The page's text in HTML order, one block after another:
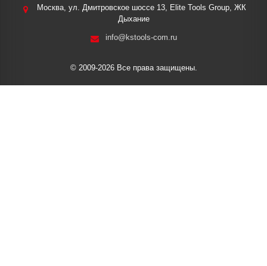
Москва, ул. Дмитровское шоссе 13, Elite Tools Group, ЖК
Дыхание
info@kstools-com.ru
© 2009-2026 Все права защищены.